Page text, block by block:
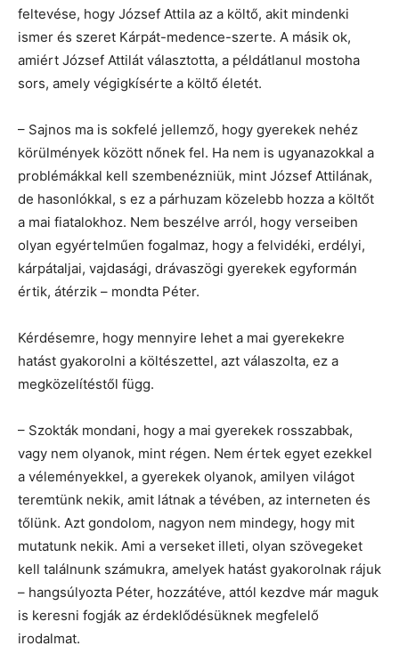
feltevése, hogy József Attila az a költő, akit mindenki
ismer és szeret Kárpát-medence-szerte. A másik ok,
amiért József Attilát választotta, a példátlanul mostoha
sors, amely végigkísérte a költő életét.
– Sajnos ma is sokfelé jellemző, hogy gyerekek nehéz
körülmények között nőnek fel. Ha nem is ugyanazokkal a
problémákkal kell szembenézniük, mint József Attilának,
de hasonlókkal, s ez a párhuzam közelebb hozza a költőt
a mai fiatalokhoz. Nem beszélve arról, hogy verseiben
olyan egyértelműen fogalmaz, hogy a felvidéki, erdélyi,
kárpátaljai, vajdasági, drávaszögi gyerekek egyformán
értik, átérzik – mondta Péter.
Kérdésemre, hogy mennyire lehet a mai gyerekekre
hatást gyakorolni a költészettel, azt válaszolta, ez a
megközelítéstől függ.
– Szokták mondani, hogy a mai gyerekek rosszabbak,
vagy nem olyanok, mint régen. Nem értek egyet ezekkel
a véleményekkel, a gyerekek olyanok, amilyen világot
teremtünk nekik, amit látnak a tévében, az interneten és
tőlünk. Azt gondolom, nagyon nem mindegy, hogy mit
mutatunk nekik. Ami a verseket illeti, olyan szövegeket
kell találnunk számukra, amelyek hatást gyakorolnak rájuk
– hangsúlyozta Péter, hozzátéve, attól kezdve már maguk
is keresni fogják az érdeklődésüknek megfelelő
irodalmat.